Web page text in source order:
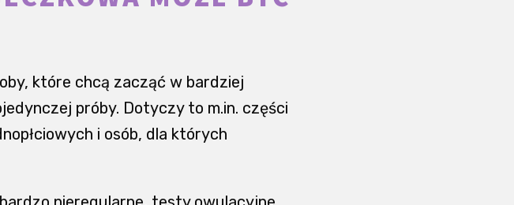
które chcą zacząć w bardziej
próby. Dotyczy to m.in. części
i osób, dla których